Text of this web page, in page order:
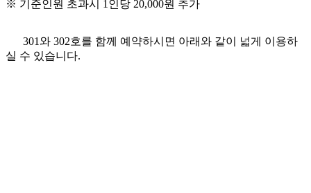
※ 기준인원 초과시 1인당 20,000원 추가
301와 302호를 함께 예약하시면 아래와 같이 넓게 이용하
실 수 있습니다.